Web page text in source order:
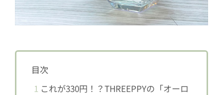
目次
1 これが330円！？THREEPPYの「オーロ